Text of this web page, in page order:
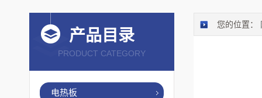
产品目录
PRODUCT CATEGORY
电热板
您的位置：